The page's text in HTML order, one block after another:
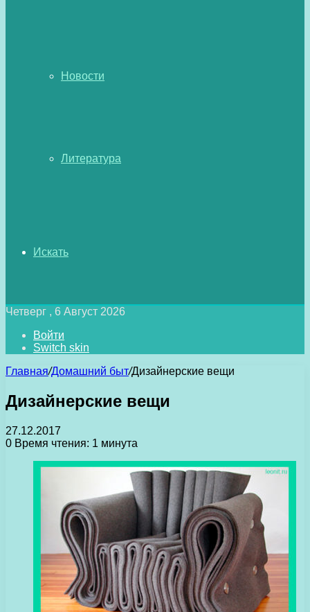
Новости
Литература
Искать
Четверг , 6 Август 2026
Войти
Switch skin
Главная/Домашний быт/Дизайнерские вещи
Дизайнерские вещи
27.12.2017
0 Время чтения: 1 минута